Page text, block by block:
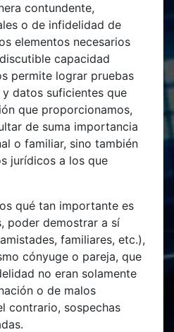
contundente,
o de infidelidad de
elementos necesarios
capacidad
permite lograr pruebas
datos suficientes que
que proporcionamos,
de suma importancia
o familiar, sino también
jurídicos a los que
qué tan importante es
poder demostrar a sí
familiares, etc.),
cónyuge o pareja, que
no eran solamente
o de malos
contrario, sospechas